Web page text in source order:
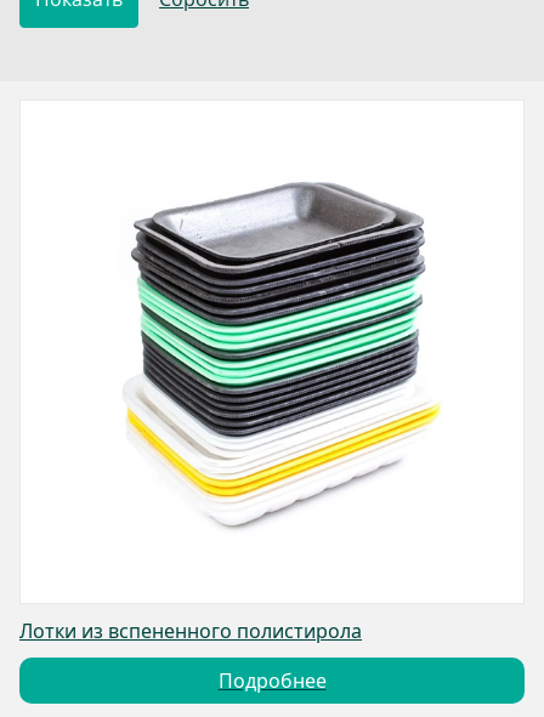
Лотки из вспененного полистирола
Подробнее